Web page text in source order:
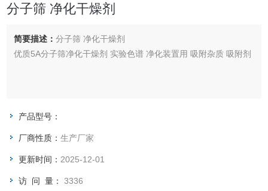
分子筛 净化干燥剂
简要描述：分子筛 净化干燥剂
优质5A分子筛净化干燥剂 实验色谱 净化装置用 吸附杂质 吸附剂
产品型号：
厂商性质：生产厂家
更新时间： 2025-12-01
访 问 量：3336